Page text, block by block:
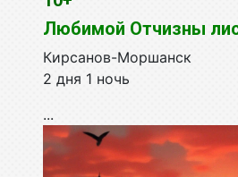
Любимой Отчизны
Кирсанов-Моршанск
2 дня 1 ночь
...